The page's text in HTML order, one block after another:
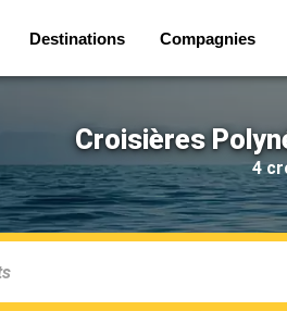
Destinations Compagnies
Croisières
4